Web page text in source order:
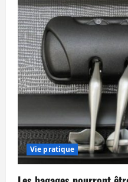
o
n
d
’
a
r
t
Vie pratique